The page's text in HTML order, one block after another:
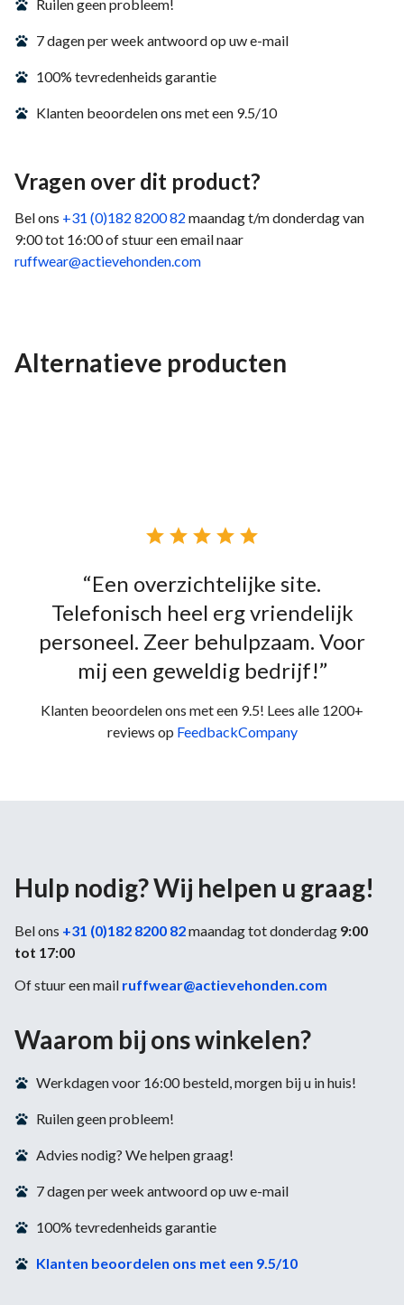
Ruilen geen probleem!
7 dagen per week antwoord op uw e-mail
100% tevredenheids garantie
Klanten beoordelen ons met een 9.5/10
Vragen over dit product?
Bel ons +31 (0)182 8200 82 maandag t/m donderdag van
9:00 tot 16:00 of stuur een email naar
ruffwear@actievehonden.com
Alternatieve producten
    
“Een overzichtelijke site.
Telefonisch heel erg vriendelijk
personeel. Zeer behulpzaam. Voor
mij een geweldig bedrijf!”
Klanten beoordelen ons met een 9.5! Lees alle 1200+
reviews op FeedbackCompany
Hulp nodig? Wij helpen u graag!
Bel ons +31 (0)182 8200 82maandag tot donderdag 9:00
tot 17:00
Of stuur een mail ruffwear@actievehonden.com
Waarom bij ons winkelen?
Werkdagen voor 16:00 besteld, morgen bij u in huis!
Ruilen geen probleem!
Advies nodig? We helpen graag!
7 dagen per week antwoord op uw e-mail
100% tevredenheids garantie
Klanten beoordelen ons met een 9.5/10